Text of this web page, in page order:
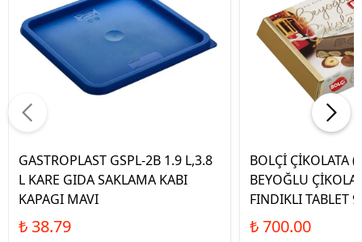
GASTROPLAST GSPL-2B 1.9 L,3.8
L KARE GIDA SAKLAMA KABI
KAPAGI MAVI
₺ 38.79
BOLÇİ ÇİKOLATA
BEYOĞLU
FINDIKLI TABLET
₺ 700.00